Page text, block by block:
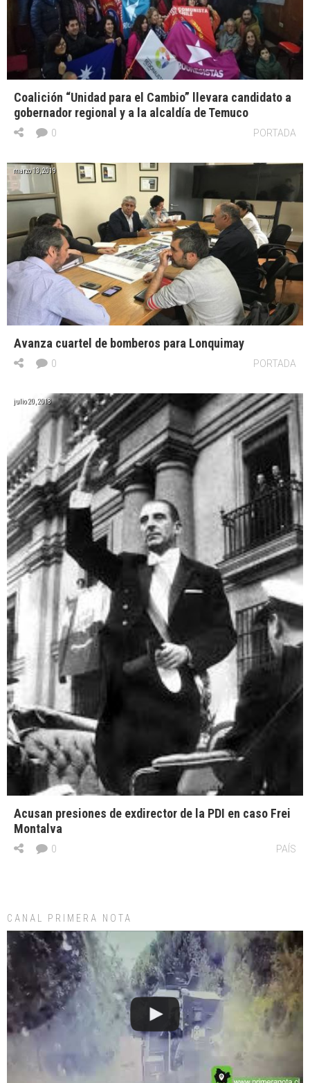
Coalición “Unidad para el Cambio” llevara candidato a
gobernador regional y a la alcaldía de Temuco
PORTADA
0
marzo 13, 2019
Avanza cuartel de bomberos para Lonquimay
PORTADA
0
julio 20, 2018
Acusan presiones de exdirector de la PDI en caso Frei
Montalva
PAÍS
0
CANAL PRIMERA NOTA